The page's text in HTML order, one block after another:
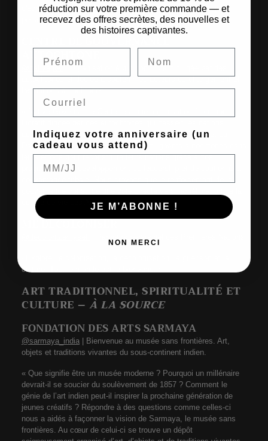
d'échanges sur les réalités et les enjeux vécus en tant que
personnes BIPOC au Québec.
AUTOCHTONE
@nativegov| Organisation à but non lucratif dirigée par des
autochtones et dédiée à soutenir les acteurs du changement et
les nations autochtones
autochtones de Mni Sota Makoce, du Dakota du Nord et du
Dakota du Sud. Nous soutenons les dirigeants autochtones dans
leurs efforts pour reconstruire leurs nations grâce à nos
programmes de développement du leadership et de soutien à la
qualité de vie des Autochtones.
ME DÉCOLONISER
culture. Tout le monde est le bienvenu. »
ART TRADITIONNEL, SPIRITUALITÉ ET
CULTURE –À LA SOURCE
FONDATION DES ARTS SARMAYA
@sarmaya_india | Bienvenue au musée sans frontières. Art,
objets et traditions vivantes du sous-continent indien.
« Que signifie être un musée moderne ? Pourquoi un millénaire
devrait-il se soucier du soulèvement de 1857 ? Comment le
génie de l’art indien peut-il inspirer la prochaine génération de
jeunes créatifs ? Répondre à des questions comme celles-ci
nous a aidés à façonner la vision de Sarmaya, le musée sans
frontières. Au cœur de celui-ci se trouve un dépôt
réduction sur votre première commande — et
recevez des offres secrètes, des nouvelles et
des histoires captivantes.
Indiquez votre anniversaire (un
cadeau vous attend)
JE M’ABONNE !
NON MERCI